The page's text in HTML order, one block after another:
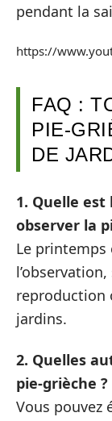
pendant la
https://
FAQ :
PIE-
DE
1. Quelle
observer la
Le printemps
reproduction
jardins.
2. Quelles
pie-grièche ?
Vous pouvez